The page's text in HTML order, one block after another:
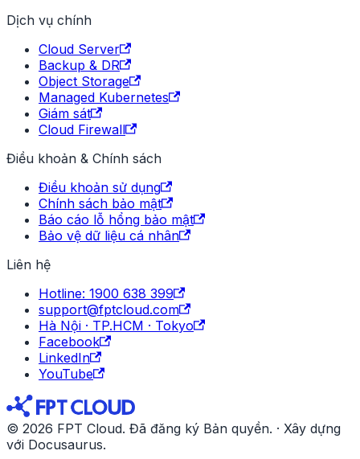
Dịch vụ chính
Cloud Server
Backup & DR
Object Storage
Managed Kubernetes
Giám sát
Cloud Firewall
Điều khoản & Chính sách
Điều khoản sử dụng
Chính sách bảo mật
Báo cáo lỗ hổng bảo mật
Bảo vệ dữ liệu cá nhân
Liên hệ
Hotline: 1900 638 399
support@fptcloud.com
Hà Nội · TP.HCM · Tokyo
Facebook
LinkedIn
YouTube
© 2026 FPT Cloud. Đã đăng ký Bản quyền. · Xây dựng
với Docusaurus.